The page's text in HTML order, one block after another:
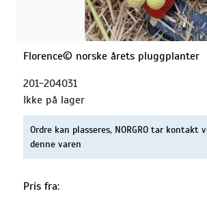
Florence© norske årets pluggplanter
201-204031
Ikke på lager
Ordre kan plasseres, NORGRO tar kontakt
denne varen
Pris fra: